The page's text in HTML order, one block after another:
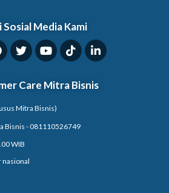
Media Kami
Care Mitra Bisnis
Mitra Bisnis)
Bisnis - 081110526749
WIB
nasional